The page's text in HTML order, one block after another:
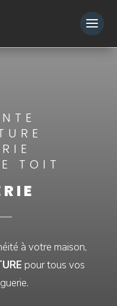
TOIT
à votre maison,
pour tous vos